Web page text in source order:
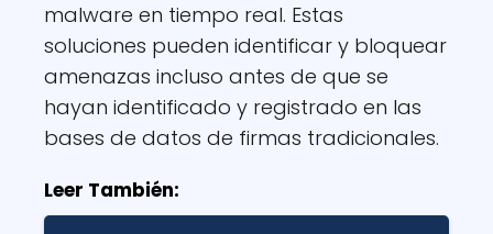
malware en tiempo real. Estas
soluciones pueden identificar y bloquear
amenazas incluso antes de que se
hayan identificado y registrado en las
bases de datos de firmas tradicionales.
Leer También: